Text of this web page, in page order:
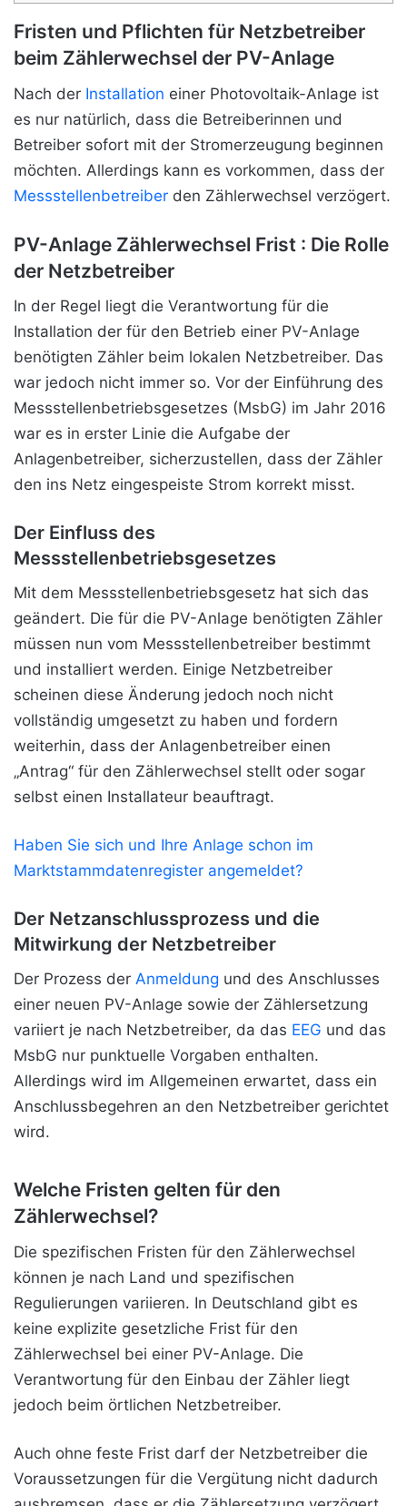
Fristen und Pflichten für Netzbetreiber
beim Zählerwechsel der PV-Anlage
Nach der Installation einer Photovoltaik-Anlage ist
es nur natürlich, dass die Betreiberinnen und
Betreiber sofort mit der Stromerzeugung beginnen
möchten. Allerdings kann es vorkommen, dass der
Messstellenbetreiber den Zählerwechsel verzögert.
PV-Anlage Zählerwechsel Frist : Die Rolle
der Netzbetreiber
In der Regel liegt die Verantwortung für die
Installation der für den Betrieb einer PV-Anlage
benötigten Zähler beim lokalen Netzbetreiber. Das
war jedoch nicht immer so. Vor der Einführung des
Messstellenbetriebsgesetzes (MsbG) im Jahr 2016
war es in erster Linie die Aufgabe der
Anlagenbetreiber, sicherzustellen, dass der Zähler
den ins Netz eingespeiste Strom korrekt misst.
Der Einfluss des
Messstellenbetriebsgesetzes
Mit dem Messstellenbetriebsgesetz hat sich das
geändert. Die für die PV-Anlage benötigten Zähler
müssen nun vom Messstellenbetreiber bestimmt
und installiert werden. Einige Netzbetreiber
scheinen diese Änderung jedoch noch nicht
vollständig umgesetzt zu haben und fordern
weiterhin, dass der Anlagenbetreiber einen
„Antrag“ für den Zählerwechsel stellt oder sogar
selbst einen Installateur beauftragt.
Haben Sie sich und Ihre Anlage schon im
Marktstammdatenregister angemeldet?
Der Netzanschlussprozess und die
Mitwirkung der Netzbetreiber
Der Prozess der Anmeldung und des Anschlusses
einer neuen PV-Anlage sowie der Zählersetzung
variiert je nach Netzbetreiber, da das EEG und das
MsbG nur punktuelle Vorgaben enthalten.
Allerdings wird im Allgemeinen erwartet, dass ein
Anschlussbegehren an den Netzbetreiber gerichtet
wird.
Welche Fristen gelten für den
Zählerwechsel?
Die spezifischen Fristen für den Zählerwechsel
können je nach Land und spezifischen
Regulierungen variieren. In Deutschland gibt es
keine explizite gesetzliche Frist für den
Zählerwechsel bei einer PV-Anlage. Die
Verantwortung für den Einbau der Zähler liegt
jedoch beim örtlichen Netzbetreiber.
Auch ohne feste Frist darf der Netzbetreiber die
Voraussetzungen für die Vergütung nicht dadurch